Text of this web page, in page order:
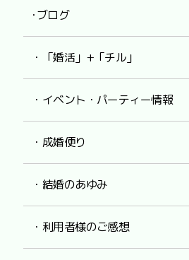
･ブログ
・「婚活」+「チル」
・イベント・パーティー情報
・成婚便り
・結婚のあゆみ
・利用者様のご感想